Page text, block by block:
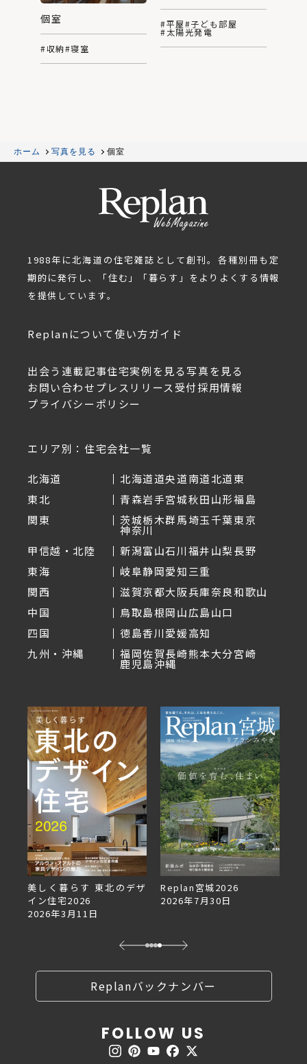
#平屋#子ども部屋
#太陽光発電
個室
#収納#寝室
ホーム 写真を見る 個室
1988年に北海道の住宅雑誌として創刊。各種別冊も定
期的に発行し、「住む」「暮らす」をよりよくする情報
を提供しています。
Replanについて使い方ガイド
出会う 連載記事住宅実例を見る写真を見る
お問い合わせ プレスリリース受付採用情報
プライバシーポリシー
エリア別：住宅会社一覧
北海道 北海道道央道南道北道東
東北
青森岩手宮城秋田山形福島
関東
茨城栃木群馬埼玉千葉東京
神奈川
甲信越・北陸
新潟富山石川福井山梨長野
東海
岐阜静岡愛知三重
関西
滋賀京都大阪兵庫奈良和歌山
中国
鳥取島根岡山広島山口
四国
徳島香川愛媛高知
九州・沖縄
福岡佐賀長崎熊本大分宮崎
鹿児島沖縄
美しく暮らす 東北のデザ
イン住宅2026
2026年3月11日
Replan宮城2026
2026年7月30日
Replanバックナンバー
FOLLOW US